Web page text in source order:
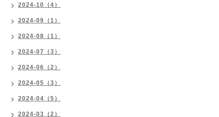
2024-10（4）
2024-09（1）
2024-08（1）
2024-07（3）
2024-06（2）
2024-05（3）
2024-04（5）
2024-03（2）